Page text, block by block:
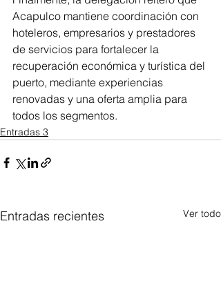
Acapulco mantiene coordinación con
hoteleros, empresarios y prestadores
de servicios para fortalecer la
recuperación económica y turística del
puerto, mediante experiencias
renovadas y una oferta amplia para
todos los segmentos.
Entradas 3
Entradas recientes Ver todo